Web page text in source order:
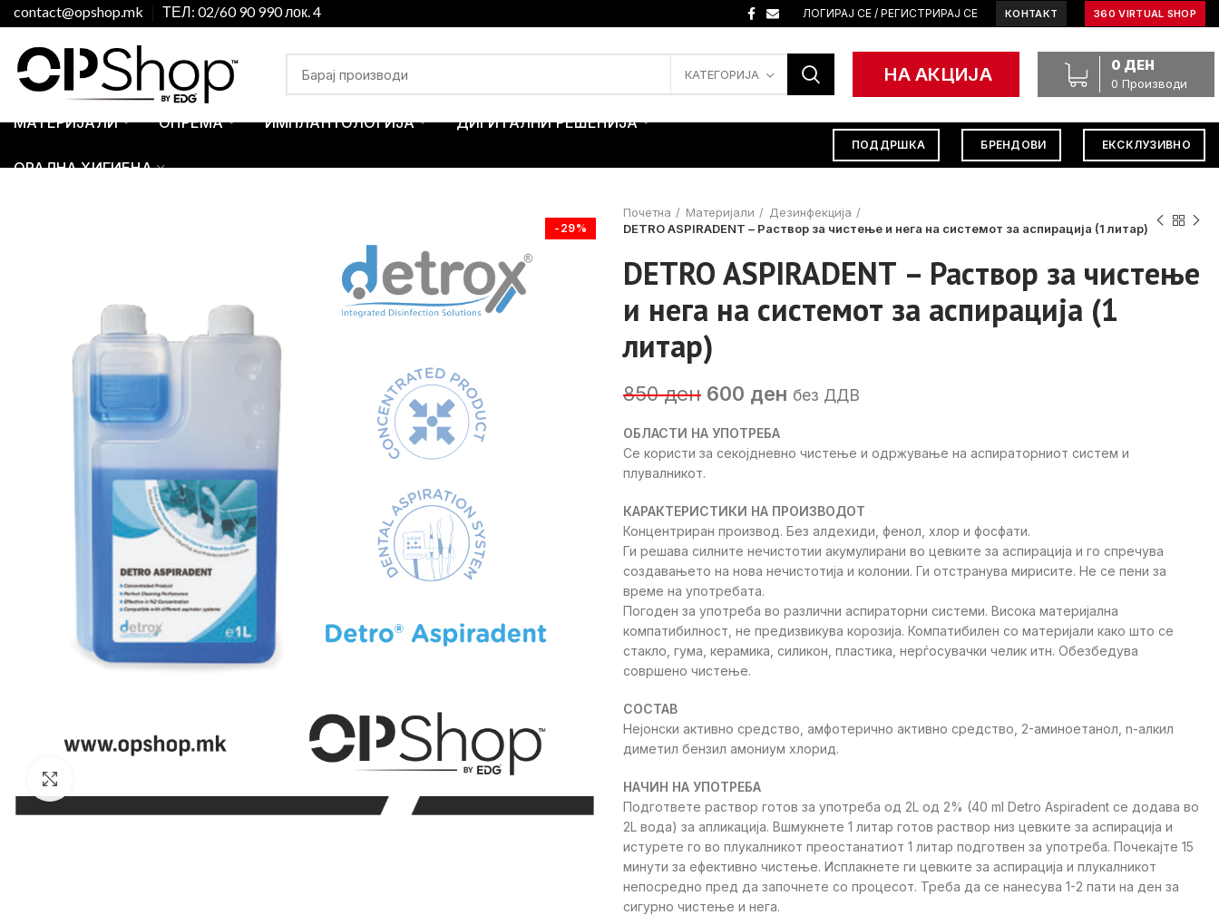
contact@opshop.mk ТЕЛ: 02/60 90 990 лок. 4 ЛОГИРАЈ СЕ / РЕГИСТРИРАЈ СЕ КОНТАКТ 360 VIRTUAL SHOP
КАТЕГОРИЈА НА АКЦИЈА 0 Производи
0 ДЕН
МАТЕРИЈАЛИ ОПРЕМА ИМПЛАНТОЛОГИЈА ДИГИТАЛНИ РЕШЕНИЈА
ОРАЛНА ХИГИЕНА
ПОДДРШКА БРЕНДОВИ ЕКСКЛУЗИВНО
-29%
Почетна Материјали
Дезинфекција
DETRO ASPIRADENT – Раствор за чистење и нега на системот за аспирација (1 литар)
DETRO ASPIRADENT – Раствор за чистење
и нега на системот за аспирација (1
литар)
850ден Original
was:
850 ден.
600 ден Current
600 ден.
без ДДВ
ОБЛАСТИ НА УПОТРЕБА
Се користи за секојдневно чистење и одржување на аспираторниот систем и
плувалникот.
КАРАКТЕРИСТИКИ НА ПРОИЗВОДОТ
Концентриран производ. Без алдехиди, фенол, хлор и фосфати.
Ги решава силните нечистотии акумулирани во цевките за аспирација и го спречува
создавањето на нова нечистотија и колонии. Ги отстранува мирисите. Не се пени за
време на употребата.
Погоден за употреба во различни аспираторни системи. Висока материјална
компатибилност, не предизвикува корозија. Компатибилен со материјали како што се
стакло, гума, керамика, силикон, пластика, нерѓосувачки челик итн. Обезбедува
совршено чистење.
СОСТАВ
Нејонски активно средство, амфотерично активно средство, 2-аминоетанол, n-алкил
диметил бензил амониум хлорид.
НАЧИН НА УПОТРЕБА
Подгответе раствор готов за употреба од 2L од 2% (40 ml Detro Aspiradent се додава во
2L вода) за апликација. Вшмукнете 1 литар готов раствор низ цевките за аспирација и
истурете го во плукалникот преостанатиот 1 литар подготвен за употреба. Почекајте 15
минути за ефективно чистење. Исплакнете ги цевките за аспирација и плукалникот
непосредно пред да започнете со процесот. Треба да се нанесува 1-2 пати на ден за
сигурно чистење и нега.